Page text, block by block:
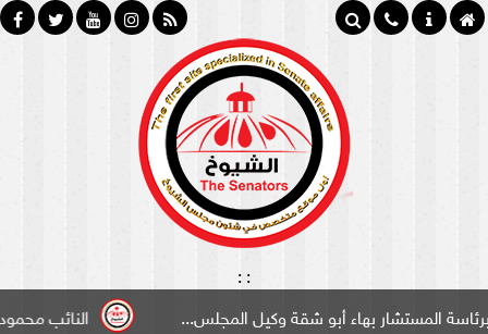
:
:
النائب محمود سامي
بهاء أبو شقة وكيل المجلس...